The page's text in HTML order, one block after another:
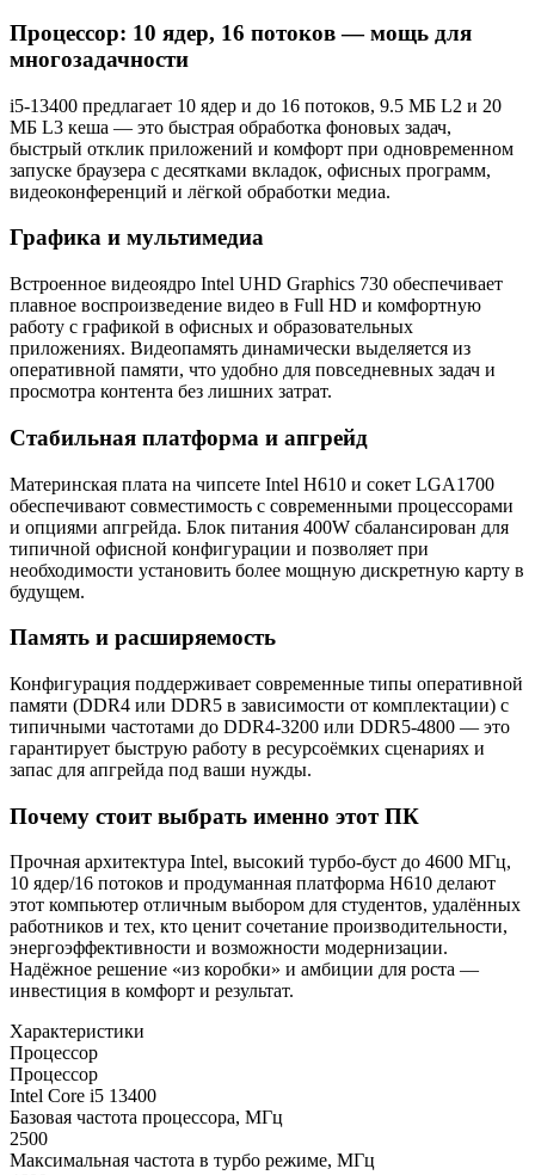
Процессор: 10 ядер, 16 потоков — мощь для
многозадачности
i5-13400 предлагает 10 ядер и до 16 потоков, 9.5 МБ L2 и 20
МБ L3 кеша — это быстрая обработка фоновых задач,
быстрый отклик приложений и комфорт при одновременном
запуске браузера с десятками вкладок, офисных программ,
видеоконференций и лёгкой обработки медиа.
Графика и мультимедиа
Встроенное видеоядро Intel UHD Graphics 730 обеспечивает
плавное воспроизведение видео в Full HD и комфортную
работу с графикой в офисных и образовательных
приложениях. Видеопамять динамически выделяется из
оперативной памяти, что удобно для повседневных задач и
просмотра контента без лишних затрат.
Стабильная платформа и апгрейд
Материнская плата на чипсете Intel H610 и сокет LGA1700
обеспечивают совместимость с современными процессорами
и опциями апгрейда. Блок питания 400W сбалансирован для
типичной офисной конфигурации и позволяет при
необходимости установить более мощную дискретную карту в
будущем.
Память и расширяемость
Конфигурация поддерживает современные типы оперативной
памяти (DDR4 или DDR5 в зависимости от комплектации) с
типичными частотами до DDR4-3200 или DDR5-4800 — это
гарантирует быструю работу в ресурсоёмких сценариях и
запас для апгрейда под ваши нужды.
Почему стоит выбрать именно этот ПК
Прочная архитектура Intel, высокий турбо‑буст до 4600 МГц,
10 ядер/16 потоков и продуманная платформа H610 делают
этот компьютер отличным выбором для студентов, удалённых
работников и тех, кто ценит сочетание производительности,
энергоэффективности и возможности модернизации.
Надёжное решение «из коробки» и амбиции для роста —
инвестиция в комфорт и результат.
Характеристики
Процессор
Процессор
Intel Core i5 13400
Базовая частота процессора, МГц
2500
Максимальная частота в турбо режиме, МГц